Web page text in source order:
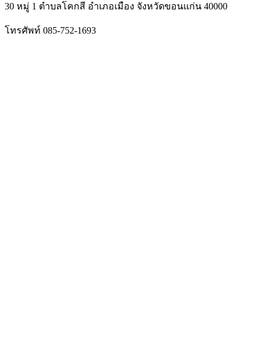
30 หมู่ 1 ตำบลโคกสี อำเภอเมือง จังหวัดขอนแก่น 40000
โทรศัพท์ 085-752-1693